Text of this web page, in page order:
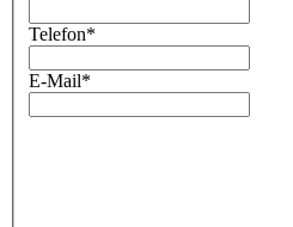
Telefon*
E-Mail*